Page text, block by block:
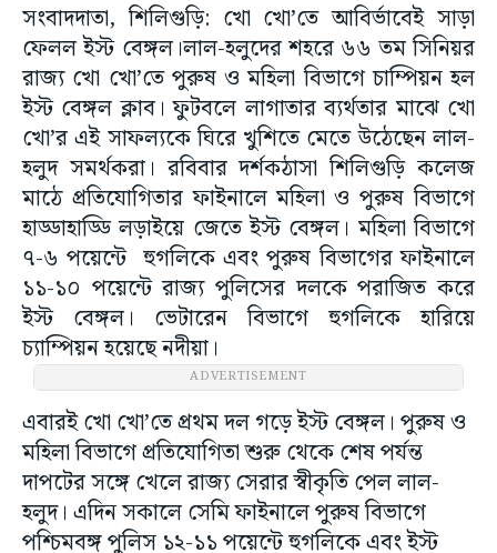
সংবাদদাতা, শিলিগুড়ি: খো খো’তে আবির্ভাবেই সাড়া
ফেলল ইস্ট বেঙ্গল।লাল-হলুদের শহরে ৬৬ তম সিনিয়র
রাজ্য খো খো’তে পুরুষ ও মহিলা বিভাগে চাম্পিয়ন হল
ইস্ট বেঙ্গল ক্লাব। ফুটবলে লাগাতার ব্যর্থতার মাঝে খো
খো’র এই সাফল্যকে ঘিরে খুশিতে মেতে উঠেছেন লাল-
হলুদ সমর্থকরা। রবিবার দর্শকঠাসা শিলিগুড়ি কলেজ
মাঠে প্রতিযোগিতার ফাইনালে মহিলা ও পুরুষ বিভাগে
হাড্ডাহাড্ডি লড়াইয়ে জেতে ইস্ট বেঙ্গল। মহিলা বিভাগে
৭-৬ পয়েন্টে হুগলিকে এবং পুরুষ বিভাগের ফাইনালে
১১-১০ পয়েন্টে রাজ্য পুলিসের দলকে পরাজিত করে
ইস্ট বেঙ্গল। ভেটারেন বিভাগে হুগলিকে হারিয়ে
চ্যাম্পিয়ন হয়েছে নদীয়া।
ADVERTISEMENT
এবারই খো খো’তে প্রথম দল গড়ে ইস্ট বেঙ্গল। পুরুষ ও
মহিলা বিভাগে প্রতিযোগিতা শুরু থেকে শেষ পর্যন্ত
দাপটের সঙ্গে খেলে রাজ্য সেরার স্বীকৃতি পেল লাল-
হলুদ। এদিন সকালে সেমি ফাইনালে পুরুষ বিভাগে
পশ্চিমবঙ্গ পুলিস ১২-১১ পয়েন্টে হুগলিকে এবং ইস্ট